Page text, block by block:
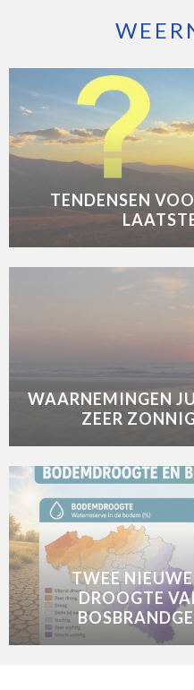
TENDENSEN
WAARNEMINGEN
ZEER
TWEE
DROOGTE